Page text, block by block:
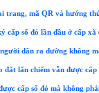
trang, mã QR và hướng
cấp sổ đỏ lần đầu ở cấp xã
dân ra đường không
đất lấn chiếm vẫn được cấp
cấp sổ đỏ mà không